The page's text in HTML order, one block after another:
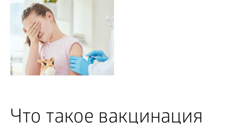
Что такое вакцинация